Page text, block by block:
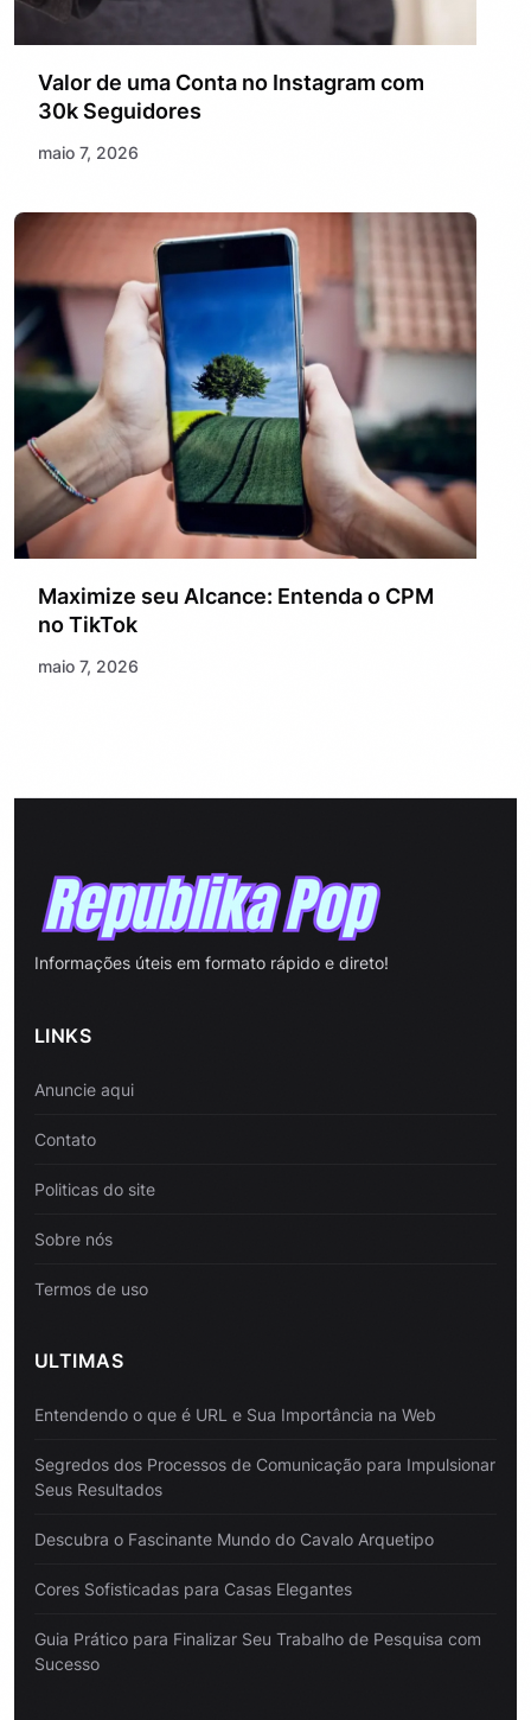
Valor de uma Conta no Instagram com
30k Seguidores
maio 7, 2026
Maximize seu Alcance: Entenda o CPM
no TikTok
maio 7, 2026
Informações úteis em formato rápido e direto!
LINKS
Anuncie aqui
Contato
Politicas do site
Sobre nós
Termos de uso
ULTIMAS
Entendendo o que é URL e Sua Importância na Web
Segredos dos Processos de Comunicação para Impulsionar
Seus Resultados
Descubra o Fascinante Mundo do Cavalo Arquetipo
Cores Sofisticadas para Casas Elegantes
Guia Prático para Finalizar Seu Trabalho de Pesquisa com
Sucesso